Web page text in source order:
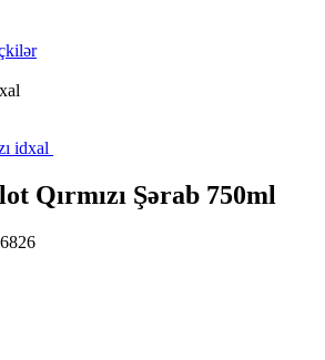
idxal
Qırmızı Şərab 750ml